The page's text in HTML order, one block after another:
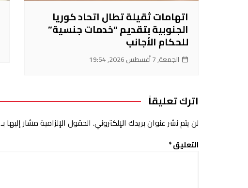
اتهامات ثقيلة تطال اتحاد كوريا
الجنوبية بتقديم “خدمات جنسية”
للحكام الأجانب
الجمعة, 7 أغسطس 2026, 19:54
اترك تعليقاً
لن يتم نشر عنوان بريدك الإلكتروني. الحقول الإلزامية مشار إليها بـ
التعليق*